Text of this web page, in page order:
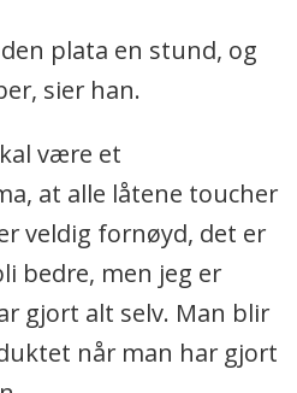
plata en stund, og
sier han.
være et
at alle låtene toucher
veldig fornøyd, det er
bedre, men jeg er
gjort alt selv. Man blir
når man har gjort